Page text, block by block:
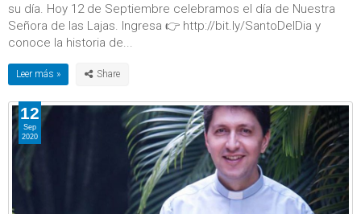
su día. Hoy 12 de Septiembre celebramos el día de Nuestra
Señora de las Lajas. Ingresa 👉 http://bit.ly/SantoDelDia y
conoce la historia de...
Leer más »
12
Sep
2020